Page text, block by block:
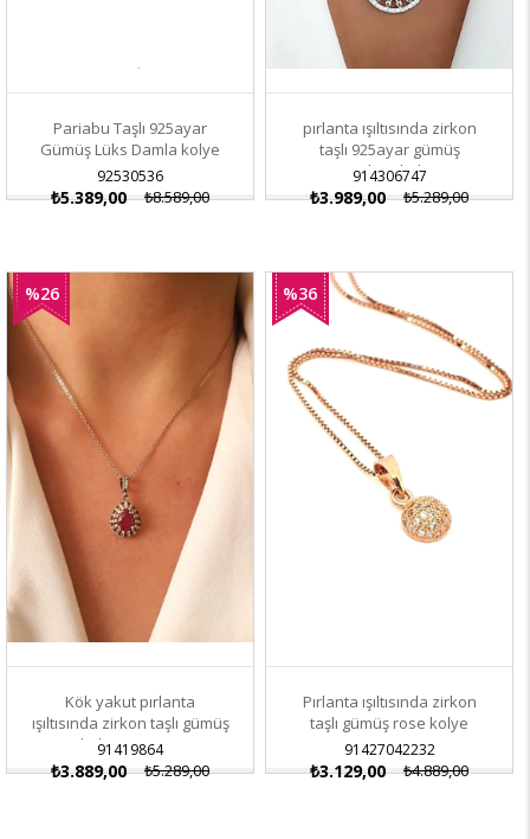
Pariabu Taşlı 925ayar
Gümüş Lüks Damla kolye
92530536
₺5.389,00 ₺8.589,00
pırlanta ışıltısında zirkon
taşlı 925ayar gümüş
modern kolye
914306747
₺3.989,00 ₺5.289,00
Kök yakut pırlanta
ışıltısında zirkon taşlı gümüş
kolye 40+5 cm
91419864
₺3.889,00 ₺5.289,00
%26
İndirim
Pırlanta ışıltısında zirkon
taşlı gümüş rose kolye
91427042232
₺3.129,00 ₺4.889,00
%36